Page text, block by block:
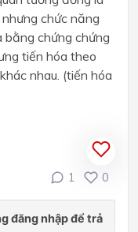
chức năng
bằng chứng chứng
tiến hóa theo
nhau. (tiến hóa
1 0